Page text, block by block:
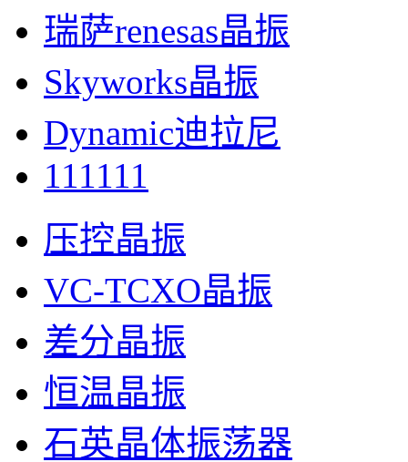
瑞萨renesas晶振
Skyworks晶振
Dynamic迪拉尼
111111
压控晶振
VC-TCXO晶振
差分晶振
恒温晶振
石英晶体振荡器